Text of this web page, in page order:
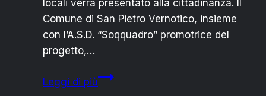
locali verrà presentato alla cittadinanza. Il
Comune di San Pietro Vernotico, insieme
con l’A.S.D. “Soqquadro” promotrice del
progetto,…
Leggi di piùGLI